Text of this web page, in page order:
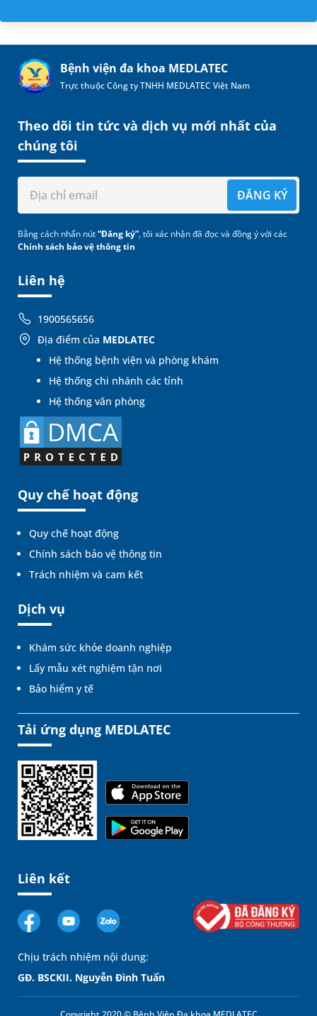
Bệnh viện đa khoa MEDLATEC
Trực thuộc Công ty TNHH MEDLATEC Việt Nam
Liên hệ
1900565656
Địa điểm của MEDLATEC
Hệ thống bệnh viện và phòng khám
Hệ thống chi nhánh các tỉnh
Hệ thống văn phòng
Quy chế hoạt động
Quy chế hoạt động
Chính sách bảo vệ thông tin
Trách nhiệm và cam kết
Dịch vụ
Khám sức khỏe doanh nghiệp
Lấy mẫu xét nghiệm tận nơi
Bảo hiểm y tế
Theo dõi tin tức và dịch vụ mới nhất của
chúng tôi
ĐĂNG KÝ
Bằng cách nhấn nút“Đăng ký”, tôi xác nhận đã đọc và đồng ý với các
Chính sách bảo vệ thông tin
Tải ứng dụng MEDLATEC
Liên kết
Chịu trách nhiệm nội dung:
GĐ. BSCKII. Nguyễn Đình Tuấn